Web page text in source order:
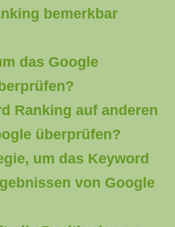
bemerkbar
das Google
Ranking auf anderen
überprüfen?
um das Keyword
von Google